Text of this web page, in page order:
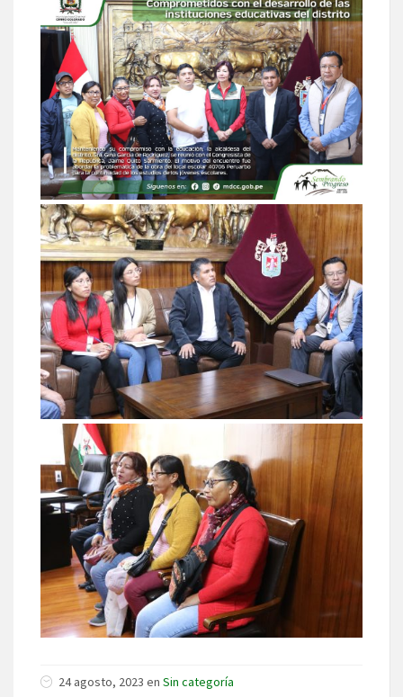
24 agosto, 2023 en Sin categoría